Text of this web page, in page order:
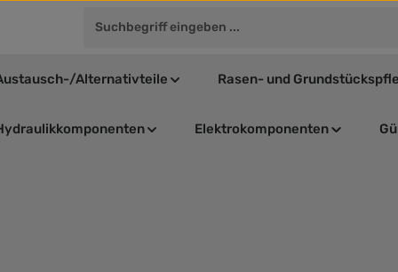
Alternativteile Rasen- und
Elektrokomponenten